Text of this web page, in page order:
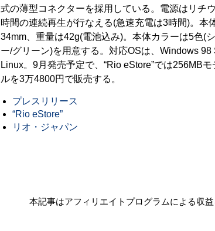
式の薄型コネクターを採用している。電源はリチ
時間の連続再生が行なえる(急速充電は3時間)。本
34mm、重量は42g(電池込み)。本体カラーは5色(
ー/グリーン)を用意する。対応OSは、Windows 98
Linux。9月発売予定で、“Rio eStore”では256MB
ルを3万4800円で販売する。
プレスリリース
“Rio eStore”
リオ・ジャパン
本記事はアフィリエイトプログラムによる収